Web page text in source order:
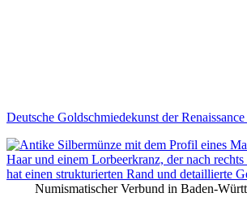
Deutsche Goldschmiedekunst der
Numismatischer Verbund in Baden-